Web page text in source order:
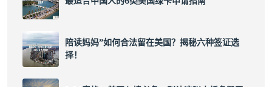
陪读妈妈”如何合法留在美国？揭秘六种签证选
择！